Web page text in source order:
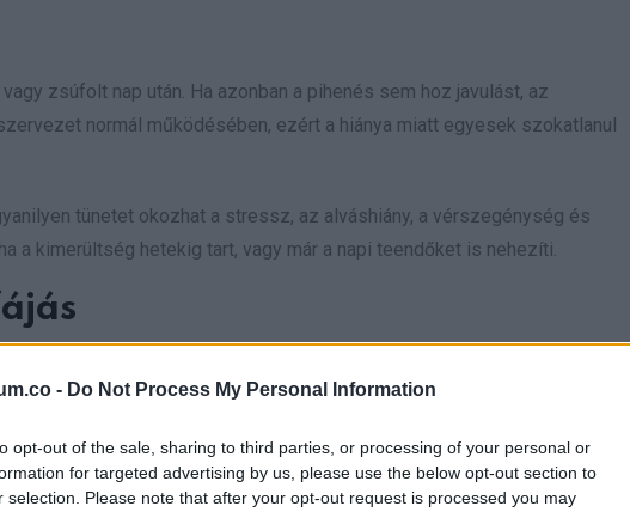
- Do Not Process My Personal Information
opt-out of the sale, sharing to third parties, or processing of your personal or
for targeted advertising by us, please use the below opt-out section to
selection. Please note that after your opt-out request is processed you may
zsúfolt nap után. Ha azonban a pihenés sem hoz javulást, az
normál működésében, ezért a hiánya miatt egyesek szokatlanul
tünetet okozhat a stressz, az alváshiány, a vérszegénység és
kimerültség hetekig tart, vagy már a napi teendőket is nehezíti.